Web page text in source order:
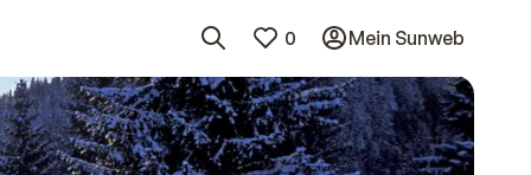
0 Mein Sunweb